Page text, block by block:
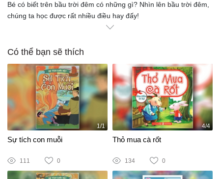
Bé có biết trên bầu trời đêm có những gì? Nhìn lên bầu trời đêm,
chúng ta học được rất nhiều điều hay đấy!
Có thể bạn sẽ thích
1/1
Sự tích con muỗi
111 0
4/4
Thỏ mua cà rốt
134 0